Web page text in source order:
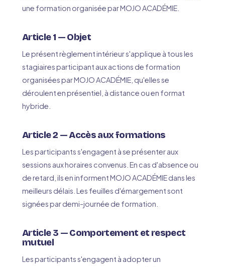
une formation organisée par MOJO ACADÉMIE.
Article 1 — Objet
Le présent règlement intérieur s'applique à tous les
stagiaires participant aux actions de formation
organisées par MOJO ACADÉMIE, qu'elles se
déroulent en présentiel, à distance ou en format
hybride.
Article 2 — Accès aux formations
Les participants s'engagent à se présenter aux
sessions aux horaires convenus. En cas d'absence ou
de retard, ils en informent MOJO ACADÉMIE dans les
meilleurs délais. Les feuilles d'émargement sont
signées par demi-journée de formation.
Article 3 — Comportement et respect
mutuel
Les participants s'engagent à adopter un